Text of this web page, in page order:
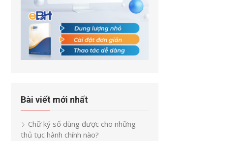
Bài viết mới nhất
Chữ ký số dùng được cho những
thủ tục hành chính nào?